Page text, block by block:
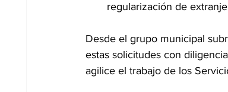
regularización de
Desde el grupo municipal
estas solicitudes con
agilice el trabajo de los